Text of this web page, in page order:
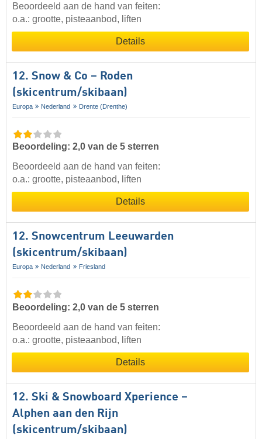
Beoordeeld aan de hand van feiten:
o.a.: grootte, pisteaanbod, liften
Details
12. Snow & Co – Roden
(skicentrum/skibaan)
Europa Nederland Drente (Drenthe)
Beoordeling: 2,0 van de 5 sterren
Beoordeeld aan de hand van feiten:
o.a.: grootte, pisteaanbod, liften
Details
12. Snowcentrum Leeuwarden
(skicentrum/skibaan)
Europa Nederland Friesland
Beoordeling: 2,0 van de 5 sterren
Beoordeeld aan de hand van feiten:
o.a.: grootte, pisteaanbod, liften
Details
12. Ski & Snowboard Xperience –
Alphen aan den Rijn
(skicentrum/skibaan)